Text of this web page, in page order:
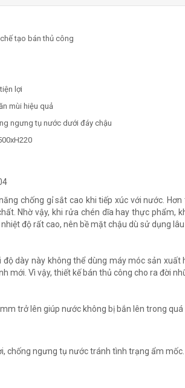
tạo bán thủ công
lợi
mùi hiệu quả
ngưng tụ nước dưới đáy chậu
chống gỉ sắt cao khi tiếp xúc với nước.
Nhờ vậy, khi rửa chén dĩa hay thực phẩm,
độ rất cao, nên bề mặt chậu dù sử dụng
dày này không thể dùng máy móc sản
mới. Vì vậy, thiết kế bán thủ công cho ra đời
trở lên giúp nước không bị bắn lên trong
chống ngưng tụ nước tránh tình trạng ẩm